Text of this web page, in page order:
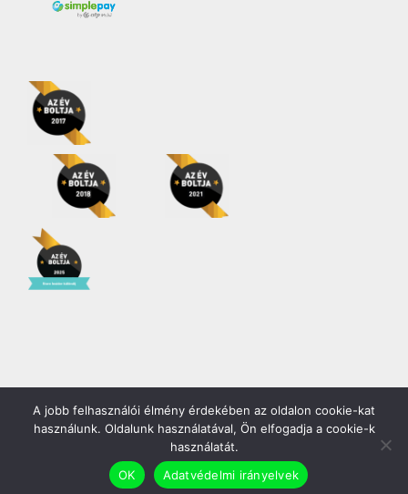
Copyright 2026 | Minden jog fenntartva! |Gödöllő COOP Zrt.
FacebookYouTube
Instagram
A jobb felhasználói élmény érdekében az oldalon cookie-kat
használunk. Oldalunk használatával, Ön elfogadja a cookie-k
használatát.
OK
Adatvédelmi irányelvek